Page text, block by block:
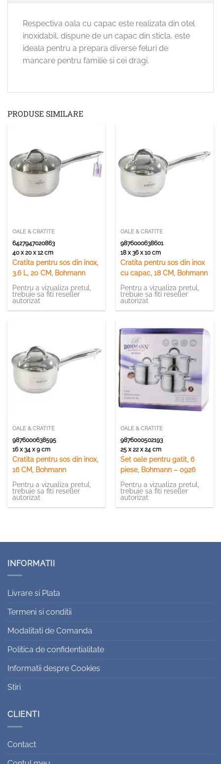
Respectiva oala cu capac este realizata din otel
inoxidabil, dispune de un capac din sticla, este
ideala pentru a prepara diverse feluri de
mancare pentru familie si cei dragi.
PRODUSE SIMILARE
OALE & CRATITE
6427947020863
40 x 20 x 12 cm
Cratita pentru sos din inox,
3.6 L, 20 CM, Bohmann
Pentru a vizualiza pretul,
trebuie sa fiti reseller
autorizat
OALE & CRATITE
9876000638601
18 x 36 x 10 cm
Cratita pentru sos din inox
cu capac, 18 CM, Bohmann
Pentru a vizualiza pretul,
trebuie sa fiti reseller
autorizat
OALE & CRATITE
9876000638595
16 x 34 x 9 cm
Cratita pentru sos din inox,
16 CM, Bohmann
Pentru a vizualiza pretul,
trebuie sa fiti reseller
autorizat
OALE & CRATITE
9876000502193
25 x 22 x 24 cm
Set oale pentru gatit, 6
piese, Bohmann – 0926
Pentru a vizualiza pretul,
trebuie sa fiti reseller
autorizat
INFORMATII
Livrare si Plata
Termeni si conditii
Modalitati de Comanda
Politica de confidentialitate
Informatii despre Cookies
Stiri
CLIENTI
Contact